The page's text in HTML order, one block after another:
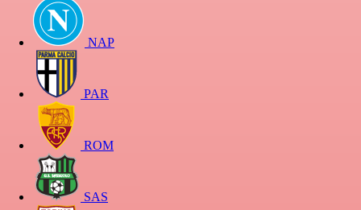
NAP
PAR
ROM
SAS